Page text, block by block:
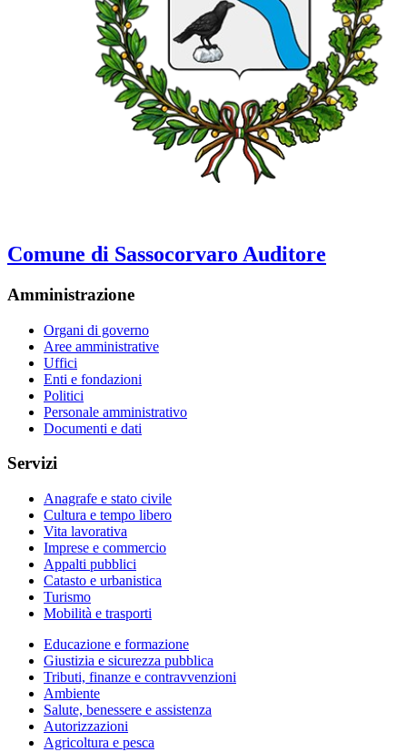
Comune di Sassocorvaro Auditore
Amministrazione
Organi di governo
Aree amministrative
Uffici
Enti e fondazioni
Politici
Personale amministrativo
Documenti e dati
Servizi
Anagrafe e stato civile
Cultura e tempo libero
Vita lavorativa
Imprese e commercio
Appalti pubblici
Catasto e urbanistica
Turismo
Mobilità e trasporti
Educazione e formazione
Giustizia e sicurezza pubblica
Tributi, finanze e contravvenzioni
Ambiente
Salute, benessere e assistenza
Autorizzazioni
Agricoltura e pesca